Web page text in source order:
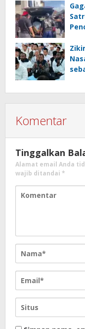
Komentar
Tinggalkan
Alamat email Anda
wajib ditandai *